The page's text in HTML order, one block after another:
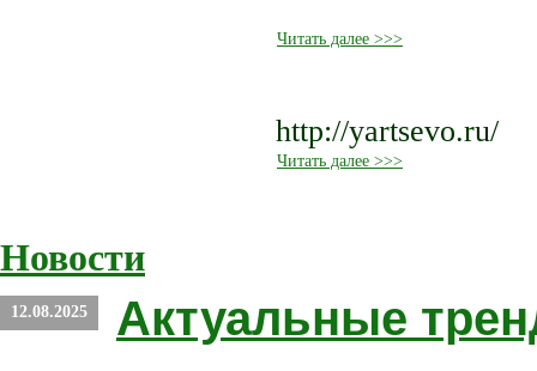
Читать далее >>>
http://yartsevo.ru/
Читать далее >>>
Новости
12.08.2025 Актуальные